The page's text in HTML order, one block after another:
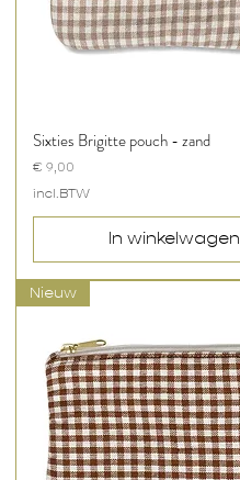
Sixties Brigitte pouch - zand
Prijs
€ 9,00
incl.BTW
In winkelwagen
Nieuw